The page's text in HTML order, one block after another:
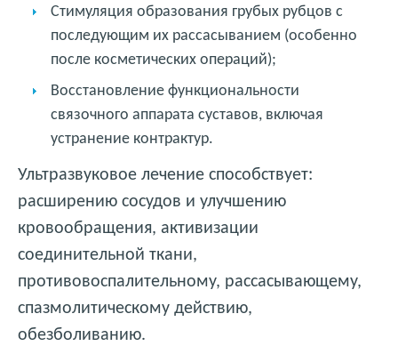
Стимуляция образования грубых рубцов с
последующим их рассасыванием (особенно
после косметических операций);
Восстановление функциональности
связочного аппарата суставов, включая
устранение контрактур.
Ультразвуковое лечение способствует:
расширению сосудов и улучшению
кровообращения, активизации
соединительной ткани,
противовоспалительному, рассасывающему,
спазмолитическому действию,
обезболиванию.